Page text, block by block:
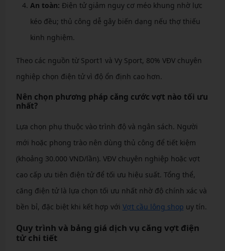
An toàn: Điện tử giảm nguy cơ méo khung nhờ lực
kéo đều; thủ công dễ gây biến dạng nếu thợ thiếu
kinh nghiệm.
Theo các nguồn từ Sport1 và Vy Sport, 80% VĐV chuyên
nghiệp chọn điện tử vì độ ổn định cao hơn.
Nên chọn phương pháp căng cước vợt nào tối ưu
nhất?
Lựa chọn phụ thuộc vào trình độ và ngân sách. Người
mới hoặc phong trào nên dùng thủ công để tiết kiệm
(khoảng 30.000 VND/lần). VĐV chuyên nghiệp hoặc vợt
cao cấp ưu tiên điện tử để tối ưu hiệu suất. Tổng thể,
căng điện tử là lựa chọn tối ưu nhất nhờ độ chính xác và
bền bỉ, đặc biệt khi kết hợp với Vợt cầu lông shop uy tín.
Quy trình và bảng giá dịch vụ căng vợt điện
tử chi tiết